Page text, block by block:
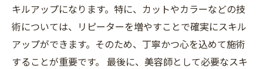
キルアップになります。特に、カットやカラーなどの技
術については、リピーターを増やすことで確実にスキル
アップができます。そのため、丁寧かつ心を込めて施術
することが重要です。 最後に、美容師として必要なスキ